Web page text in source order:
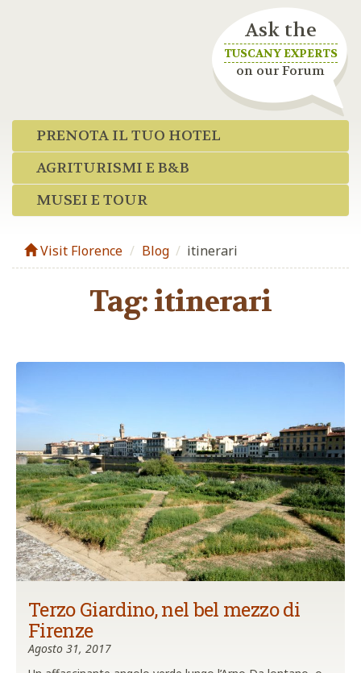
Ask the
TUSCANY EXPERTS
on our Forum
PRENOTA IL TUO HOTEL
AGRITURISMI E B&B
MUSEI E TOUR
Visit Florence Blog / itinerari
Tag:itinerari
Terzo Giardino, nel bel mezzo di
Firenze
Agosto 31, 2017